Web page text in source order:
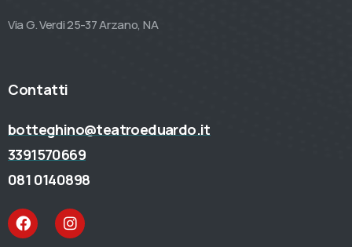
Via G. Verdi 25-37 Arzano, NA
Contatti
botteghino@teatroeduardo.it
3391570669
081 0140898